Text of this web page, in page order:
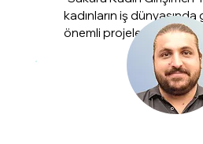
kadınların iş
önemli projeleri hayata